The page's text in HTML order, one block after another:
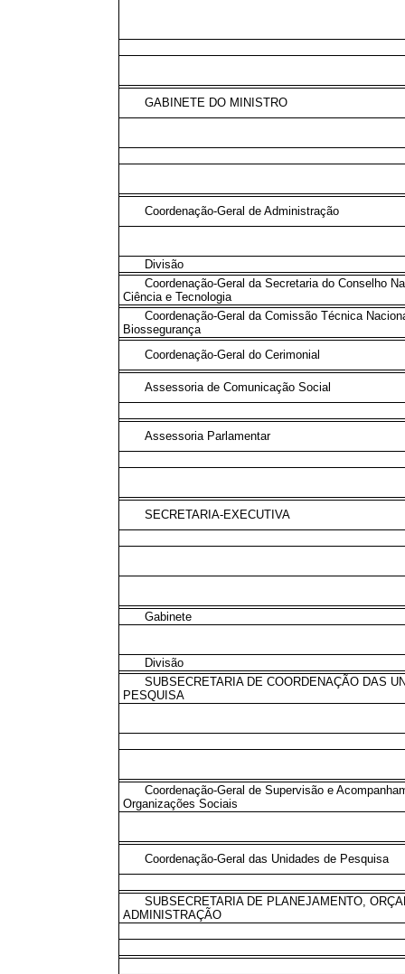
GABINETE DO MINISTRO
Coordenação-Geral de Administração
Divisão
Coordenação-Geral da Secretaria do Conselho
Ciência e Tecnologia
Coordenação-Geral da Comissão Técnica
Biossegurança
Coordenação-Geral do Cerimonial
Assessoria de Comunicação Social
Assessoria Parlamentar
SECRETARIA-EXECUTIVA
Gabinete
Divisão
SUBSECRETARIA DE COORDENAÇÃO DAS
PESQUISA
Coordenação-Geral de Supervisão e
Organizações Sociais
Coordenação-Geral das Unidades de Pesquisa
SUBSECRETARIA DE PLANEJAMENTO,
ADMINISTRAÇÃO